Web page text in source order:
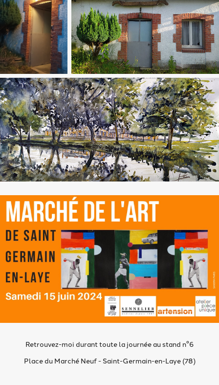
Retrouvez-moi durant toute la journée au stand n°6
Place du Marché Neuf - Saint-Germain-en-Laye (78)